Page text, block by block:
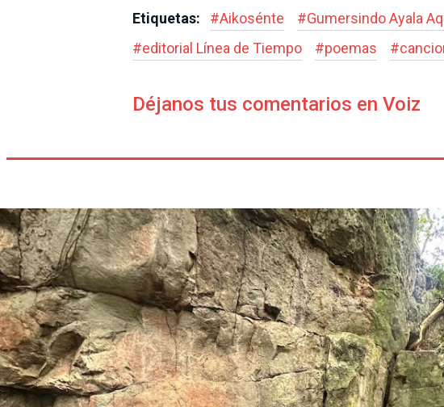
Etiquetas: #Aikosénte #Gumersindo Ayala
#editorial Línea de Tiempo #poemas #
Déjanos tus comentarios en Voiz